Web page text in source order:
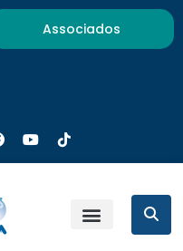
Associados